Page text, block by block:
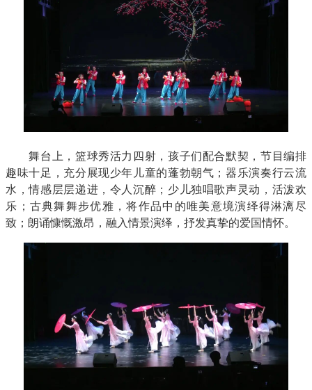
舞台上，篮球秀活力四射，孩子们配合默契，节目编排
趣味十足，充分展现少年儿童的蓬勃朝气；器乐演奏行云流
水，情感层层递进，令人沉醉；少儿独唱歌声灵动，活泼欢
乐；古典舞舞步优雅，将作品中的唯美意境演绎得淋漓尽
致；朗诵慷慨激昂，融入情景演绎，抒发真挚的爱国情怀。